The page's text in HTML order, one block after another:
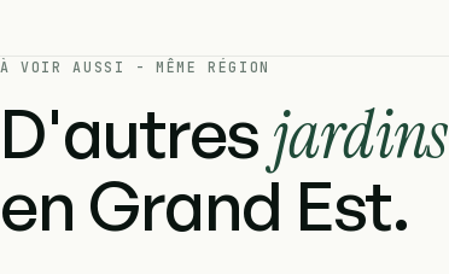
À VOIR AUSSI - MÊME RÉGION
D'autresjardins
en Grand Est.